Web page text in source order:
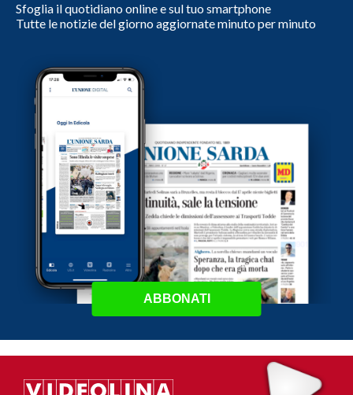
Sfoglia il quotidiano online e sul tuo smartphone
Tutte le notizie del giorno aggiornate minuto per minuto
ABBONATI